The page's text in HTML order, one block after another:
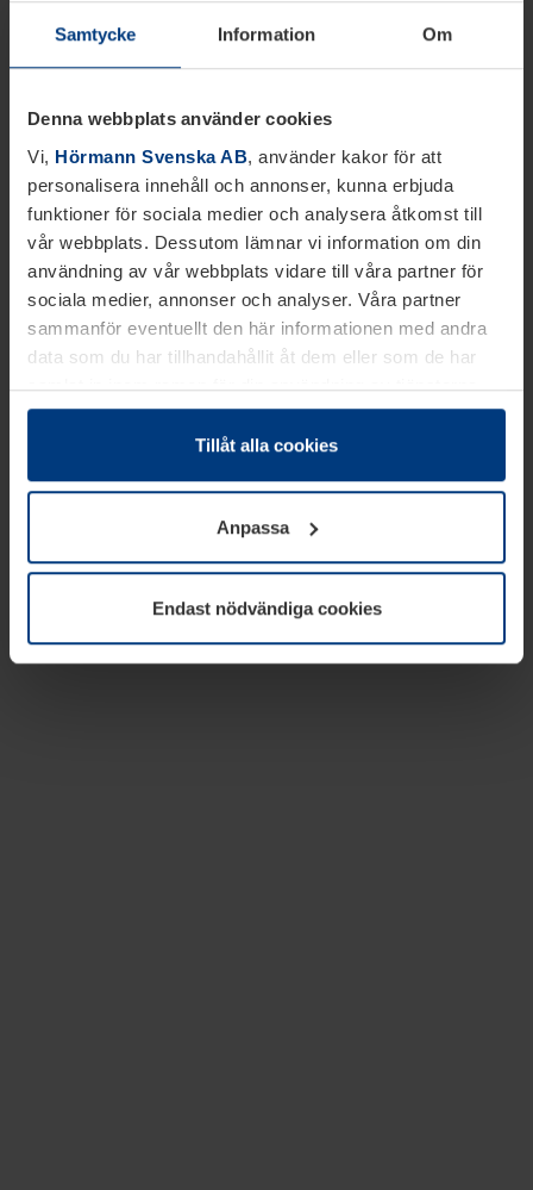
Samtycke Information Om
Denna webbplats använder cookies
Vi, Hörmann Svenska AB, använder kakor för att
personalisera innehåll och annonser, kunna erbjuda
funktioner för sociala medier och analysera åtkomst till
vår webbplats. Dessutom lämnar vi information om din
användning av vår webbplats vidare till våra partner för
sociala medier, annonser och analyser. Våra partner
sammanför eventuellt den här informationen med andra
data som du har tillhandahållit åt dem eller som de har
samlat in inom ramen för din användning av tjänsterna.
Juridiskt kan vi lagra kakor på din enhet, om de är
absolut nödvändiga för driften av den här webbplatsen.
godkännande kan du när som helst ändra eller återkalla i
informationen om kakor underDataskyddsförklaring
vår webbplats.
Tillåt alla cookies
Anpassa
Endast nödvändiga cookies